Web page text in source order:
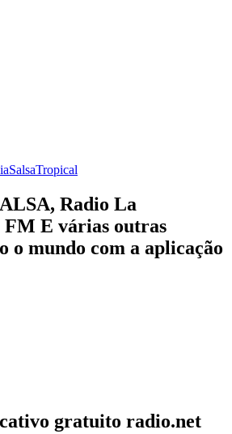
SalsaTropical
Radio La
FM E várias outras
o mundo com a aplicação
gratuito radio.net